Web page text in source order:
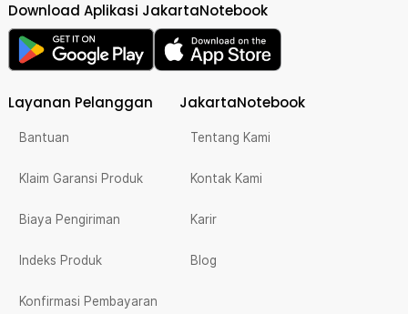
Download Aplikasi JakartaNotebook
Layanan Pelanggan
Bantuan
Klaim Garansi Produk
Biaya Pengiriman
Indeks Produk
Konfirmasi Pembayaran
JakartaNotebook
Tentang Kami
Kontak Kami
Karir
Blog